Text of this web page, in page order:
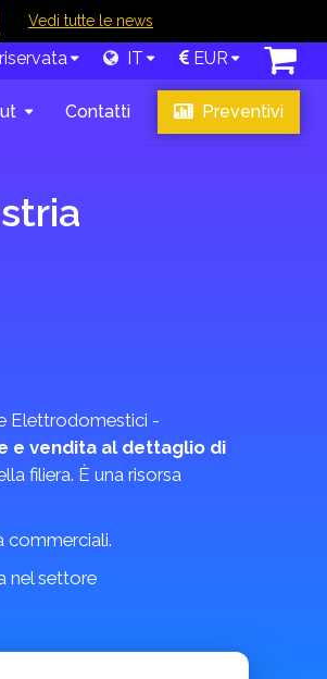
Vedi tutte le news
IT EUR
Contatti Preventivi
Elettrodomestici -
e vendita al dettaglio di
filiera. È una risorsa
commerciali.
nel settore